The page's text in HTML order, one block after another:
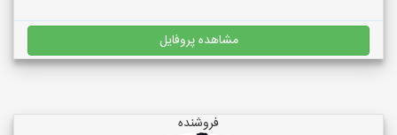
مشاهده پروفایل
فروشنده